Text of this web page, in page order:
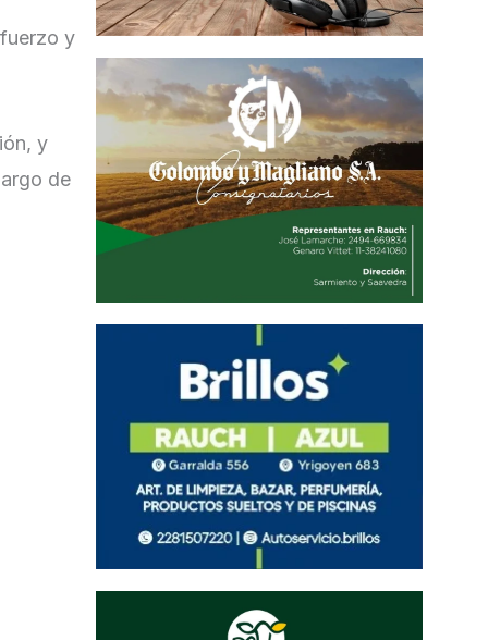
y
y
de